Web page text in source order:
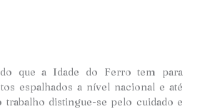
que a Idade do Ferro tem para
espalhados a nível nacional e até
distingue-se pelo cuidado e